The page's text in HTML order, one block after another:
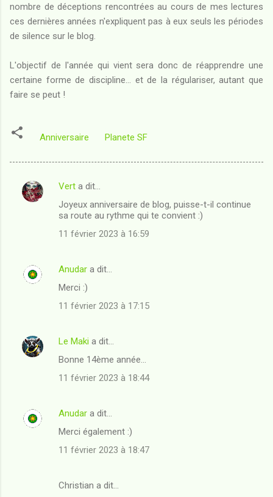
nombre de déceptions rencontrées au cours de mes lectures
ces dernières années n'expliquent pas à eux seuls les périodes
de silence sur le blog.
L'objectif de l'année qui vient sera donc de réapprendre une
certaine forme de discipline... et de la régulariser, autant que
faire se peut !
Anniversaire Planete SF
C
n
r
Vert a dit…
Joyeux anniversaire de blog, puisse-t-il continue
sa route au rythme qui te convient :)
11 février 2023 à 16:59
Anudar a dit…
Merci :)
11 février 2023 à 17:15
Le Maki a dit…
Bonne 14ème année...
11 février 2023 à 18:44
Anudar a dit…
Merci également :)
11 février 2023 à 18:47
Christian a dit…